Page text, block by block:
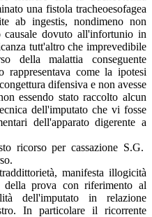
una fistola tracheoesofagea
ab ingestis, nondimeno non
causale dovuto all'infortunio in
tutt'altro che imprevedibile
della malattia conseguente
come la ipotesi
difensiva e non avesse
essendo stato raccolto alcun
dell'imputato che vi fosse
dell'apparato digerente a
ricorso per cassazione S.G.
manifesta illogicità
della prova con riferimento al
dell'imputato in relazione
In particolare il ricorrente